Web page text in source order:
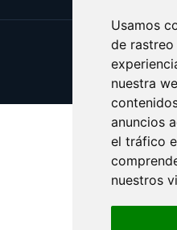
Usamos
de
nuestra
anuncios
el tráfico
nuestros
Update
Copyright ©